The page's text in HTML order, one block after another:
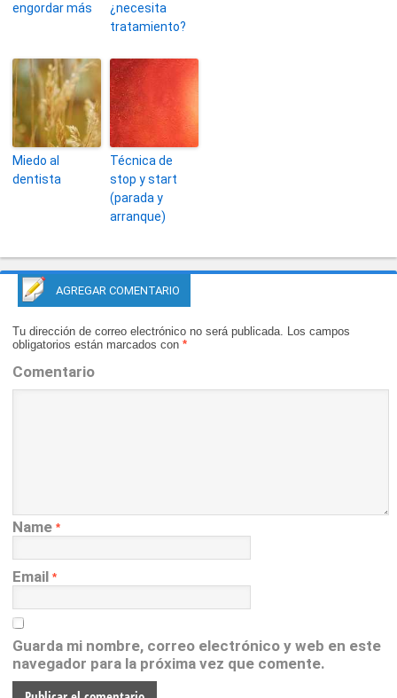
engordar más
¿necesita
tratamiento?
Miedo al
dentista
Técnica de
stop y start
(parada y
arranque)
AGREGAR COMENTARIO
Tu dirección de correo electrónico no será publicada. Los campos
obligatorios están marcados con *
Comentario
Name *
Email *
Guarda mi nombre, correo electrónico y web en este
navegador para la próxima vez que comente.